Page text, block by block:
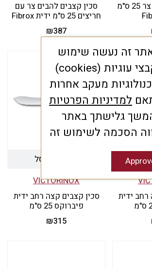
סכין קצבים להב צר 25 ס"מ
סכין קצבים להבים צר עם
חריצים 25 ס"מ ידית Fibrox
₪387
רחב ידית
+ הוספה לסל
VICTORINOX
סכין קצבים קצה רחב ידית
פיברוקס 25 ס"מ
₪315
זה נעשה שימוש
בקבצי עוגיות (cookies)
מעקב אחרות
למדיניות הפרטיות
גלישתך באתר
הסכמה לשימוש זה